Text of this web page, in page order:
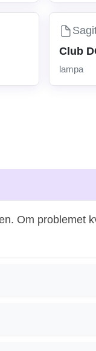
Club
lampa
Om problemet